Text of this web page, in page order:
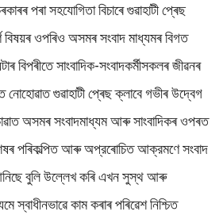
পৰা সহযোগিতা বিচাৰে গুৱাহাটী প্ৰেছ
ওপৰিও অসমৰ সংবাদ মাধ্যমৰ বিগত
বিপৰীতে সাংবাদিক-সংবাদকর্মীসকলৰ জীৱনৰ
নোহোৱাত গুৱাহাটী প্ৰেছ ক্লাবে গভীৰ উদ্বেগ
অসমৰ সংবাদমাধ্যম আৰু সাংবাদিকৰ ওপৰত
পৰিকল্পিত আৰু অপ্রৰোচিত আক্রমণে সংবাদ
বুলি উল্লেখ কৰি এখন সুস্থ আৰু
স্বাধীনভাৱে কাম কৰাৰ পৰিৱেশ নিশ্চিত